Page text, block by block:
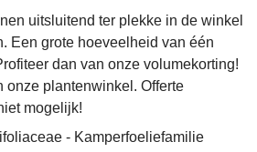
uitsluitend ter plekke in de winkel
Een grote hoeveelheid van één
dan van onze volumekorting!
onze plantenwinkel. Offerte
mogelijk!
- Kamperfoeliefamilie